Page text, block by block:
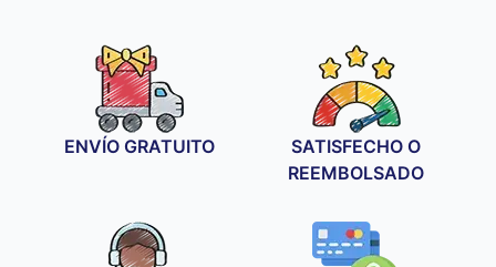
desde
19,90 €
hasta
34,90 €
19,90 €
hasta
34,90 €
ENVÍO GRATUITO
SATISFECHO O
REEMBOLSADO